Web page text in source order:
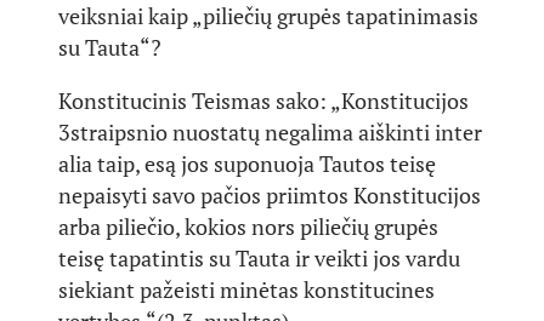
veiksniai kaip „piliečių grupės tapatinimasis
su Tauta“?
Konstitucinis Teismas sako: „Konstitucijos
3straipsnio nuostatų negalima aiškinti inter
alia taip, esą jos suponuoja Tautos teisę
nepaisyti savo pačios priimtos Konstitucijos
arba piliečio, kokios nors piliečių grupės
teisę tapatintis su Tauta ir veikti jos vardu
siekiant pažeisti minėtas konstitucines